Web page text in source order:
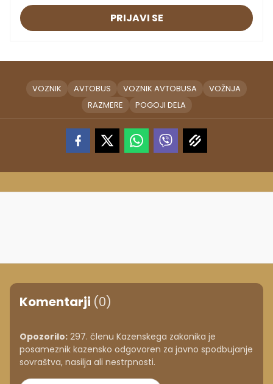
PRIJAVI SE
VOZNIK AVTOBUS VOZNIK AVTOBUSA
VOŽNJA
RAZMERE
POGOJI DELA
Komentarji (0)
Opozorilo: 297. členu Kazenskega zakonika je
posameznik kazensko odgovoren za javno spodbujanje
sovraštva, nasilja ali nestrpnosti.